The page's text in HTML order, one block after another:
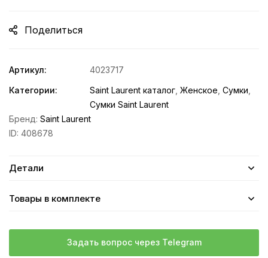
Поделиться
Артикул:
4023717
Категории:
Saint Laurent каталог Женское Сумки
Сумки Saint Laurent
Бренд: Saint Laurent
ID: 408678
Детали
Товары в комплекте
Задать вопрос через Telegram